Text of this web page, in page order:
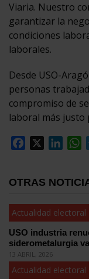
Viaria. Nuestro
garantizar la
condiciones
laborales.
Desde USO-
personas
compromiso de
laboral más justo
Facebook
OTRAS
Actualidad electoral
USO industria
siderometalurgia
13 ABRIL, 2026
Actualidad electoral